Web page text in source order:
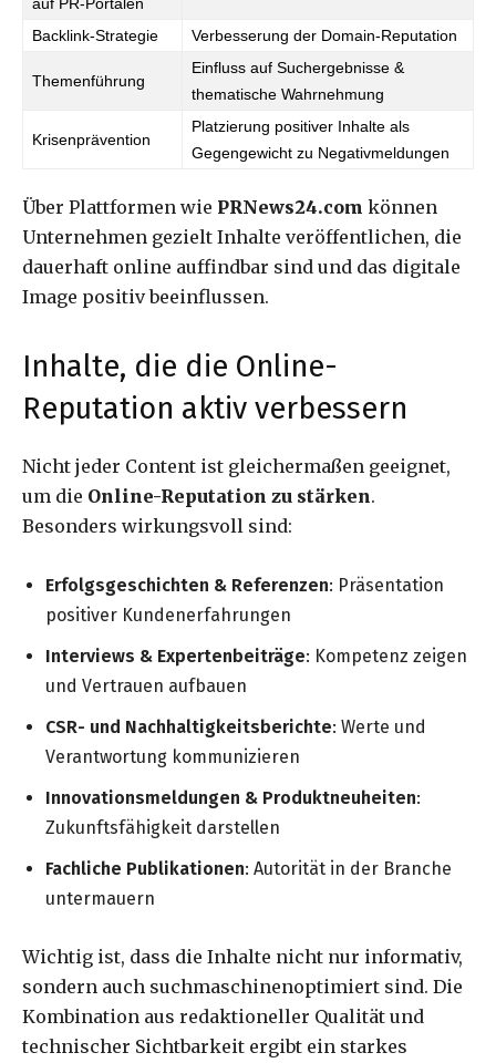
Backlink-Strategie
Verbesserung der Domain-Reputation
Themenführung
Einfluss auf Suchergebnisse &
thematische Wahrnehmung
Krisenprävention
Platzierung positiver Inhalte als
Gegengewicht zu Negativmeldungen
Über Plattformen wie PRNews24.com können
Unternehmen gezielt Inhalte veröffentlichen, die
dauerhaft online auffindbar sind und das digitale
Image positiv beeinflussen.
Inhalte, die die Online-
Reputation aktiv verbessern
Nicht jeder Content ist gleichermaßen geeignet,
um die Online-Reputation zu stärken.
Besonders wirkungsvoll sind:
Erfolgsgeschichten & Referenzen: Präsentation
positiver Kundenerfahrungen
Interviews & Expertenbeiträge: Kompetenz zeigen
und Vertrauen aufbauen
CSR- und Nachhaltigkeitsberichte: Werte und
Verantwortung kommunizieren
Innovationsmeldungen & Produktneuheiten:
Zukunftsfähigkeit darstellen
Fachliche Publikationen: Autorität in der Branche
untermauern
Wichtig ist, dass die Inhalte nicht nur informativ,
sondern auch suchmaschinenoptimiert sind. Die
Kombination aus redaktioneller Qualität und
technischer Sichtbarkeit ergibt ein starkes